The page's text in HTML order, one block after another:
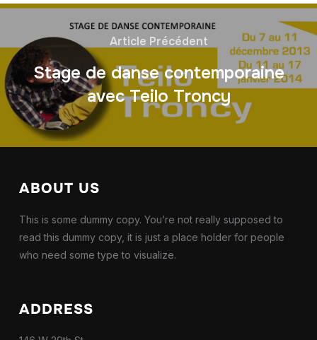
Article Précédent
Stage de danse contemporaine
avec Teilo Troncy
ABOUT US
This is some dummy copy. You’re not really supposed to
read this dummy copy, it is just a place holder for people
who need some type to visualize.
ADDRESS